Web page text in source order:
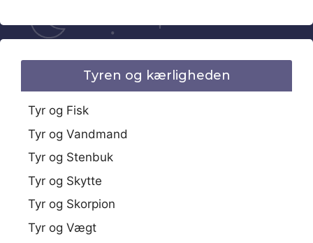
Tyren og kærligheden
Tyr og Fisk
Tyr og Vandmand
Tyr og Stenbuk
Tyr og Skytte
Tyr og Skorpion
Tyr og Vægt